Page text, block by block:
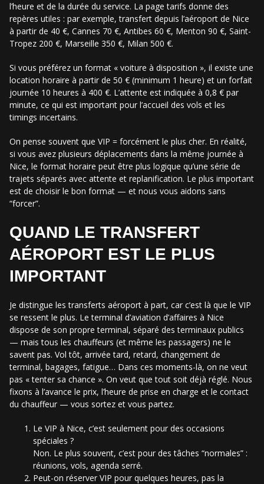
l’heure et de la durée du service. La page tarifs donne des
repères utiles : par exemple, transfert depuis l’aéroport de Nice
à partir de 40 €, Cannes 70 €, Antibes 60 €, Menton 90 €, Saint-
Tropez 200 €, Marseille 350 €, Milan 500 €.
Si vous préférez un format « voiture à disposition », il existe une
location horaire à partir de 50 € (minimum 1 heure) et un forfait
journée 10 heures à 400 €. L’attente est indiquée à 0,8 € par
minute, ce qui est important pour l’accueil des vols et les
timings incertains.
On pense souvent que VIP = forcément le plus cher. En réalité,
si vous avez plusieurs déplacements dans la même journée à
Nice, le format horaire peut être plus logique qu’une série de
trajets séparés avec attente et replanification. Le plus important
est de choisir le bon format — et nous vous aidons sans
“forcer”.
QUAND LE TRANSFERT
AÉROPORT EST LE PLUS
IMPORTANT
Je distingue les transferts aéroport à part, car c’est là que le VIP
se ressent le plus. Le terminal d’aviation d’affaires à Nice
dispose de son propre terminal, séparé des terminaux publics
— mais tous les chauffeurs (et même les passagers) ne le
savent pas. Vol tôt, arrivée tard, retard, changement de
terminal, bagages, fatigue… Dans ces moments-là, on ne veut
pas « tenter sa chance ». On veut que tout soit déjà réglé. Nous
fixons à l’avance le prix, l’heure de prise en charge et le contact
du chauffeur — vous sortez et vous partez.
Le VIP à Nice, c’est seulement pour des occasions
spéciales ?
Non. Le plus souvent, c’est pour des tâches “normales” :
réunions, vols, agenda serré.
Peut-on réserver VIP pour quelques heures, pas la